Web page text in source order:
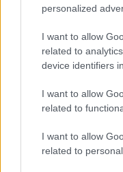
personalized
I want to allow
related to
device identifiers
I want to allow
related to
I want to allow
related to
Οδηγός Αγοράς για